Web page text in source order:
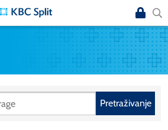
Pretraživanje